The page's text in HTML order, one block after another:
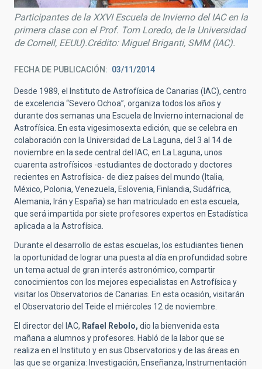
Participantes de la XXVI Escuela de Invierno del IAC en la
primera clase con el Prof. Tom Loredo, de la Universidad
de Cornell, EEUU).Crédito: Miguel Briganti, SMM (IAC).
FECHA DE PUBLICACIÓN 03/11/2014
Desde 1989, el Instituto de Astrofísica de Canarias (IAC), centro
de excelencia “Severo Ochoa”, organiza todos los años y
durante dos semanas una Escuela de Invierno internacional de
Astrofísica. En esta vigesimosexta edición, que se celebra en
colaboración con la Universidad de La Laguna, del 3 al 14 de
noviembre en la sede central del IAC, en La Laguna, unos
cuarenta astrofísicos -estudiantes de doctorado y doctores
recientes en Astrofísica- de diez países del mundo (Italia,
México, Polonia, Venezuela, Eslovenia, Finlandia, Sudáfrica,
Alemania, Irán y España) se han matriculado en esta escuela,
que será impartida por siete profesores expertos en Estadística
aplicada a la Astrofísica.
Durante el desarrollo de estas escuelas, los estudiantes tienen
la oportunidad de lograr una puesta al día en profundidad sobre
un tema actual de gran interés astronómico, compartir
conocimientos con los mejores especialistas en Astrofísica y
visitar los Observatorios de Canarias. En esta ocasión, visitarán
el Observatorio del Teide el miércoles 12 de noviembre.
El director del IAC, Rafael Rebolo, dio la bienvenida esta
mañana a alumnos y profesores. Habló de la labor que se
realiza en el Instituto y en sus Observatorios y de las áreas en
las que se organiza: Investigación, Enseñanza, Instrumentación